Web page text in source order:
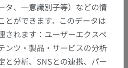
か？
善の提案がありましたらどう
タ、一意識別子等）などの情
とができます。このデータは
されます：ユーザーエクスペ
ンツ・製品・サービスの分析
と分析、SNSとの連携、パー